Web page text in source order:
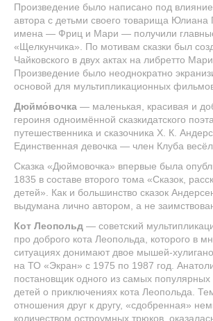
Произведение было написано под
автора с детьми своего товарища Юлиана
имена — Фриц и Мари — получили
«Щелкунчика». По мотивам сказки был
Чайковского в двух актах на либретто
Произведение было неоднократно
основой для мультипликационных
Дюймо́вочка — маленькая, красивая и
героиня одноимённой сказкидатского поэта,
путешественника и сказочника Х. К.
Единственная девочка — член Клуба
Сказка «Дюймовочка» впервые была
1835 в составе второго тома «Сказок,
детей». Как и большинство сказок
выдумана лично автором, а не
Кот Леопольд — советский
про доброго кота Леопольда, которого в
ситуациях донимают двое мышей-
на ТО «Экран» с 1975 по 1987 год.
постановщик одного из самых популярных
детей о приключениях кота Леопольда.
отношения друг к другу, «сдобренная»
количеством остроумных трюков,